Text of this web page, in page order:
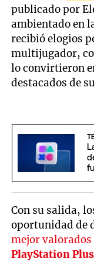
publicado por
ambientado en
recibió elogios
multijugador,
lo convirtieron
destacados de
Con su salida,
oportunidad de
mejor
PlayStation